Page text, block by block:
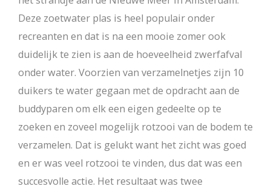
Deze zoetwater plas is heel populair onder
recreanten en dat is na een mooie zomer ook
duidelijk te zien is aan de hoeveelheid zwerfafval
onder water. Voorzien van verzamelnetjes zijn 10
duikers te water gegaan met de opdracht aan de
buddyparen om elk een eigen gedeelte op te
zoeken en zoveel mogelijk rotzooi van de bodem te
verzamelen. Dat is gelukt want het zicht was goed
en er was veel rotzooi te vinden, dus dat was een
succesvolle actie. Het resultaat was twee